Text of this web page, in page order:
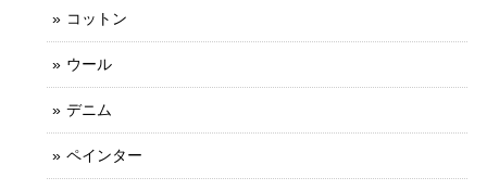
コットン
ウール
デニム
ペインター